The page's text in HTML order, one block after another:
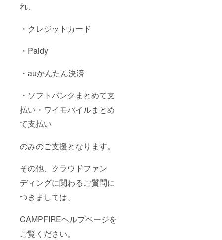
れ、
・クレジットカード
・Paidy
・auかんたん決済
・ソフトバンクまとめて支
払い・ワイモバイルまとめ
て支払い
のみのご支援となります。
その他、クラウドファン
ディングに関わるご質問に
つきましては、
CAMPFIREヘルプページを
ご覧ください。